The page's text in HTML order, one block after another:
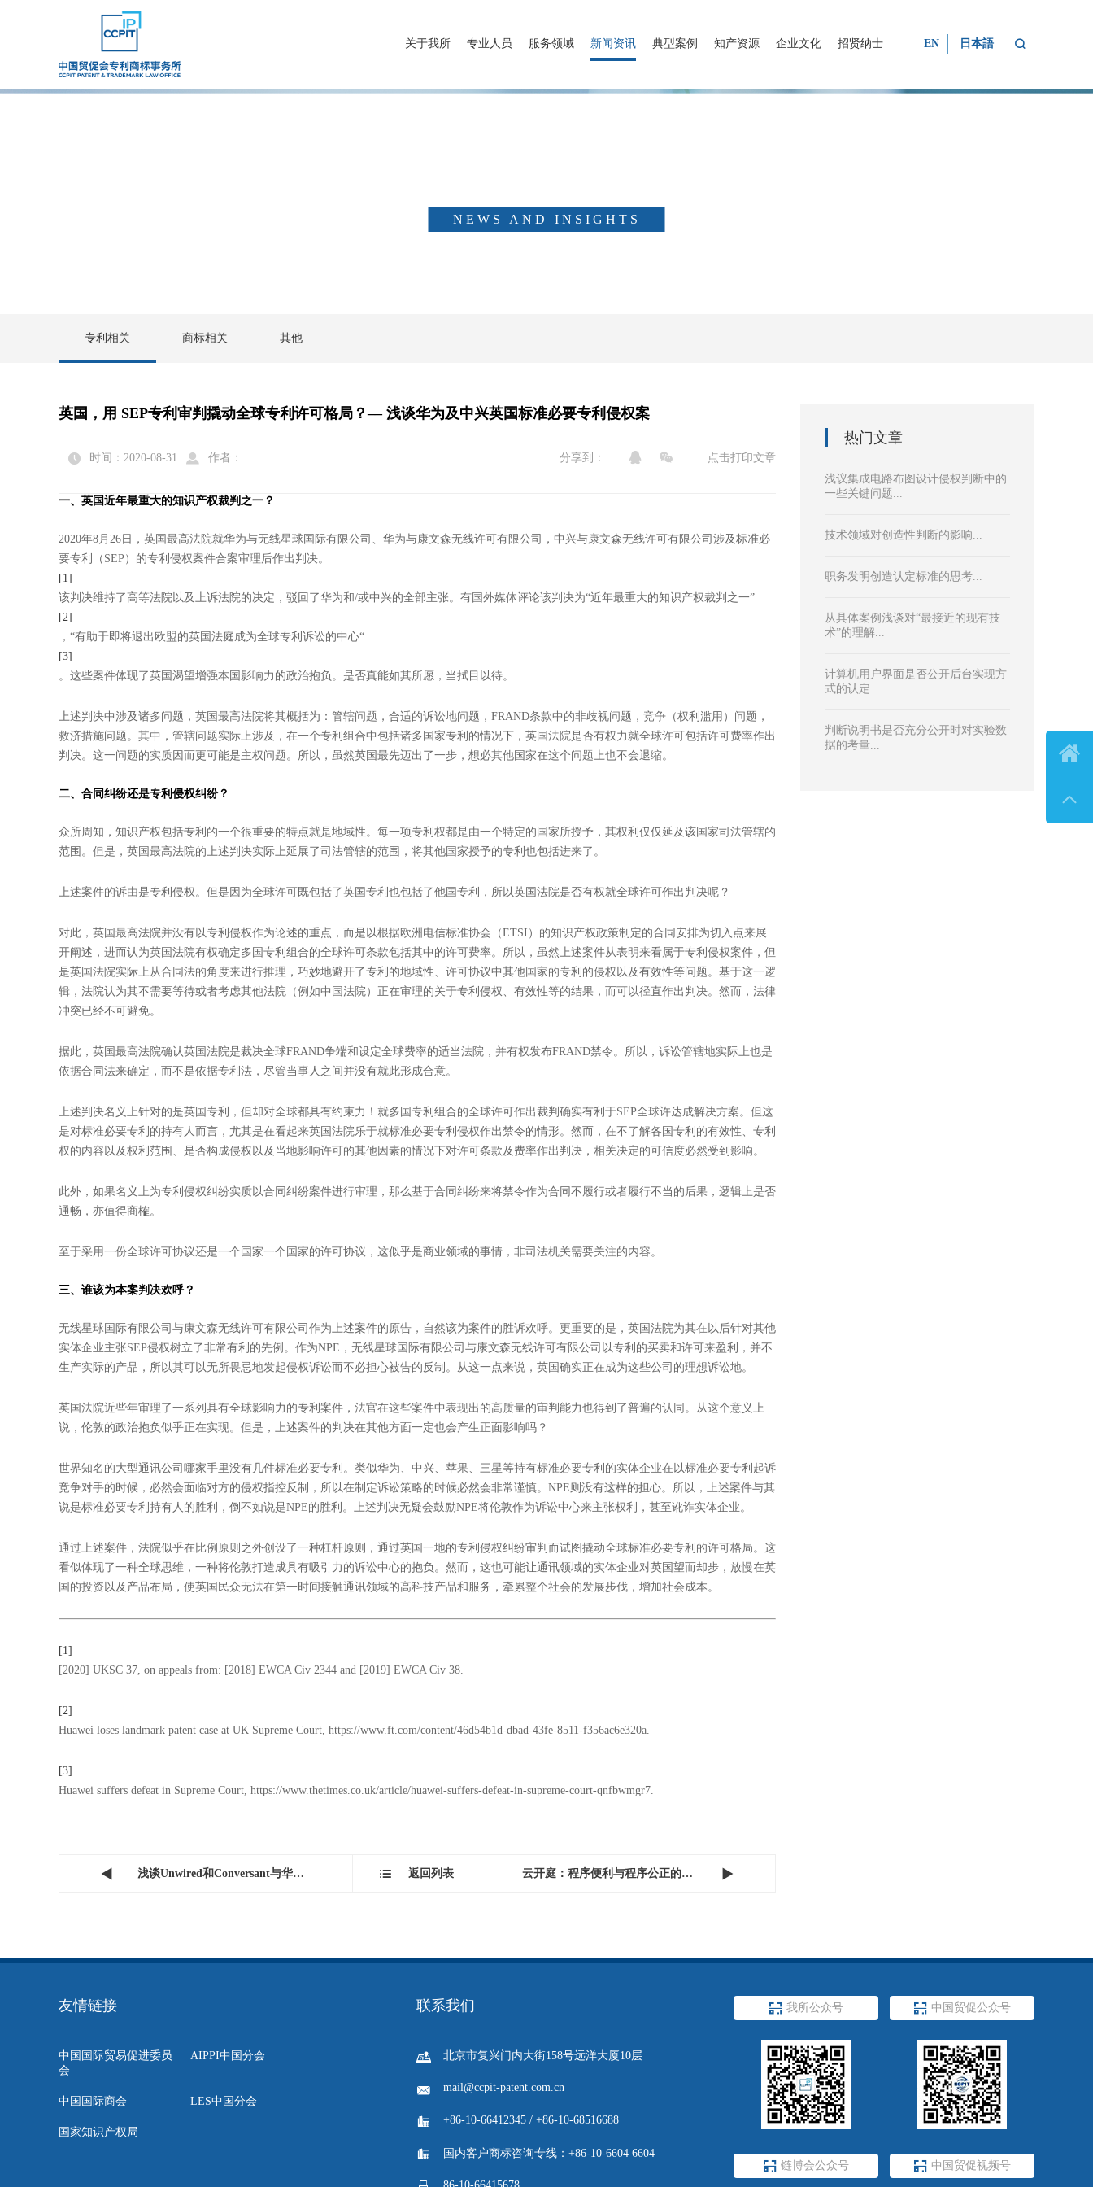
关于我所 专业人员 服务领域 新闻资讯 典型案例 知产资源 企业文化 招贤纳士 EN 日本語 
NEWS AND INSIGHTS
专利相关 商标相关 其他
英国，用 SEP专利审判撬动全球专利许可格局？–– 浅谈华为及中兴英国标准必要专利侵权案
 时间：2020-08-31  作者： 分享到：   点击打印文章
一、英国近年最重大的知识产权裁判之一？
2020年8月26日，英国最高法院就华为与无线星球国际有限公司、华为与康文森无线许可有限公司，中兴与康文森无线许可有限公司涉及标准必
要专利（SEP）的专利侵权案件合案审理后作出判决。
[1]
该判决维持了高等法院以及上诉法院的决定，驳回了华为和/或中兴的全部主张。有国外媒体评论该判决为“近年最重大的知识产权裁判之一”
[2]
，“有助于即将退出欧盟的英国法庭成为全球专利诉讼的中心“
[3]
。这些案件体现了英国渴望增强本国影响力的政治抱负。是否真能如其所愿，当拭目以待。
上述判决中涉及诸多问题，英国最高法院将其概括为：管辖问题，合适的诉讼地问题，FRAND条款中的非歧视问题，竞争（权利滥用）问题，
救济措施问题。其中，管辖问题实际上涉及，在一个专利组合中包括诸多国家专利的情况下，英国法院是否有权力就全球许可包括许可费率作出
判决。这一问题的实质因而更可能是主权问题。所以，虽然英国最先迈出了一步，想必其他国家在这个问题上也不会退缩。
二、合同纠纷还是专利侵权纠纷？
众所周知，知识产权包括专利的一个很重要的特点就是地域性。每一项专利权都是由一个特定的国家所授予，其权利仅仅延及该国家司法管辖的
范围。但是，英国最高法院的上述判决实际上延展了司法管辖的范围，将其他国家授予的专利也包括进来了。
上述案件的诉由是专利侵权。但是因为全球许可既包括了英国专利也包括了他国专利，所以英国法院是否有权就全球许可作出判决呢？
对此，英国最高法院并没有以专利侵权作为论述的重点，而是以根据欧洲电信标准协会（ETSI）的知识产权政策制定的合同安排为切入点来展
开阐述，进而认为英国法院有权确定多国专利组合的全球许可条款包括其中的许可费率。所以，虽然上述案件从表明来看属于专利侵权案件，但
是英国法院实际上从合同法的角度来进行推理，巧妙地避开了专利的地域性、许可协议中其他国家的专利的侵权以及有效性等问题。基于这一逻
辑，法院认为其不需要等待或者考虑其他法院（例如中国法院）正在审理的关于专利侵权、有效性等的结果，而可以径直作出判决。然而，法律
冲突已经不可避免。
据此，英国最高法院确认英国法院是裁决全球FRAND争端和设定全球费率的适当法院，并有权发布FRAND禁令。所以，诉讼管辖地实际上也是
依据合同法来确定，而不是依据专利法，尽管当事人之间并没有就此形成合意。
上述判决名义上针对的是英国专利，但却对全球都具有约束力！就多国专利组合的全球许可作出裁判确实有利于SEP全球许达成解决方案。但这
是对标准必要专利的持有人而言，尤其是在看起来英国法院乐于就标准必要专利侵权作出禁令的情形。然而，在不了解各国专利的有效性、专利
权的内容以及权利范围、是否构成侵权以及当地影响许可的其他因素的情况下对许可条款及费率作出判决，相关决定的可信度必然受到影响。
此外，如果名义上为专利侵权纠纷实质以合同纠纷案件进行审理，那么基于合同纠纷来将禁令作为合同不履行或者履行不当的后果，逻辑上是否
通畅，亦值得商榷。
至于采用一份全球许可协议还是一个国家一个国家的许可协议，这似乎是商业领域的事情，非司法机关需要关注的内容。
三、谁该为本案判决欢呼？
无线星球国际有限公司与康文森无线许可有限公司作为上述案件的原告，自然该为案件的胜诉欢呼。更重要的是，英国法院为其在以后针对其他
实体企业主张SEP侵权树立了非常有利的先例。作为NPE，无线星球国际有限公司与康文森无线许可有限公司以专利的买卖和许可来盈利，并不
生产实际的产品，所以其可以无所畏忌地发起侵权诉讼而不必担心被告的反制。从这一点来说，英国确实正在成为这些公司的理想诉讼地。
英国法院近些年审理了一系列具有全球影响力的专利案件，法官在这些案件中表现出的高质量的审判能力也得到了普遍的认同。从这个意义上
说，伦敦的政治抱负似乎正在实现。但是，上述案件的判决在其他方面一定也会产生正面影响吗？
世界知名的大型通讯公司哪家手里没有几件标准必要专利。类似华为、中兴、苹果、三星等持有标准必要专利的实体企业在以标准必要专利起诉
竞争对手的时候，必然会面临对方的侵权指控反制，所以在制定诉讼策略的时候必然会非常谨慎。NPE则没有这样的担心。所以，上述案件与其
说是标准必要专利持有人的胜利，倒不如说是NPE的胜利。上述判决无疑会鼓励NPE将伦敦作为诉讼中心来主张权利，甚至讹诈实体企业。
通过上述案件，法院似乎在比例原则之外创设了一种杠杆原则，通过英国一地的专利侵权纠纷审判而试图撬动全球标准必要专利的许可格局。这
看似体现了一种全球思维，一种将伦敦打造成具有吸引力的诉讼中心的抱负。然而，这也可能让通讯领域的实体企业对英国望而却步，放慢在英
国的投资以及产品布局，使英国民众无法在第一时间接触通讯领域的高科技产品和服务，牵累整个社会的发展步伐，增加社会成本。
[1]
[2020] UKSC 37, on appeals from: [2018] EWCA Civ 2344 and [2019] EWCA Civ 38.
[2]
Huawei loses landmark patent case at UK Supreme Court, https://www.ft.com/content/46d54b1d-dbad-43fe-8511-f356ac6e320a.
[3]
Huawei suffers defeat in Supreme Court, https://www.thetimes.co.uk/article/huawei-suffers-defeat-in-supreme-court-qnfbwmgr7.
 浅谈Unwired和Conversant与华为和中兴的专利纠纷一案...  返回列表 云开庭：程序便利与程序公正的新平衡... 
热门文章
浅议集成电路布图设计侵权判断中的
一些关键问题...
技术领域对创造性判断的影响...
职务发明创造认定标准的思考...
从具体案例浅谈对“最接近的现有技
术”的理解...
计算机用户界面是否公开后台实现方
式的认定...
判断说明书是否充分公开时对实验数
据的考量...
友情链接
中国国际贸易促进委员
会
AIPPI中国分会
中国国际商会 LES中国分会
国家知识产权局
联系我们
 北京市复兴门内大街158号远洋大厦10层
 mail@ccpit-patent.com.cn
 +86-10-66412345 / +86-10-68516688
 国内客户商标咨询专线：+86-10-6604 6604
 我所公众号  中国贸促公众号
 链博会公众号  中国贸促视频号

